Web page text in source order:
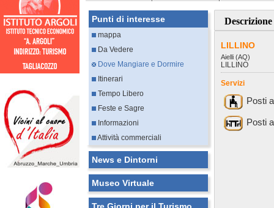
Punti di interesse
mappa
Da Vedere
Dove Mangiare e Dormire
Itinerari
Tempo Libero
Feste e Sagre
Informazioni
Attività commerciali
News e Dintorni
Museo Virtuale
Descrizione
LILLINO
Aielli (AQ)
LILLINO
Servizi
Posti
Posti